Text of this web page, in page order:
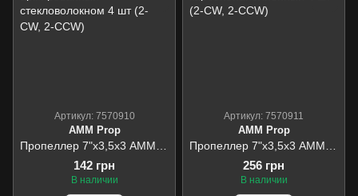
Артикул: 7570910
AMM Prop
142 грн
В наличии
Артикул: 7570911
AMM Prop
256 грн
В наличии